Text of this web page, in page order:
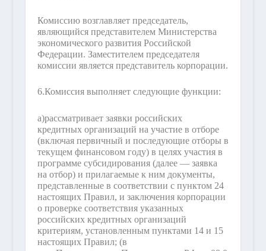
Комиссию возглавляет председатель,
являющийся представителем Министерства
экономического развития Российской
Федерации. Заместителем председателя
комиссии является представитель корпорации.
6.Комиссия выполняет следующие функции:
а)рассматривает заявки российских
кредитных организаций на участие в отборе
(включая первичный и последующие отборы в
текущем финансовом году) в целях участия в
программе субсидирования (далее — заявка
на отбор) и прилагаемые к ним документы,
представленные в соответствии с пунктом 24
настоящих Правил, и заключения корпорации
о проверке соответствия указанных
российских кредитных организаций
критериям, установленным пунктами 14 и 15
настоящих Правил; (в